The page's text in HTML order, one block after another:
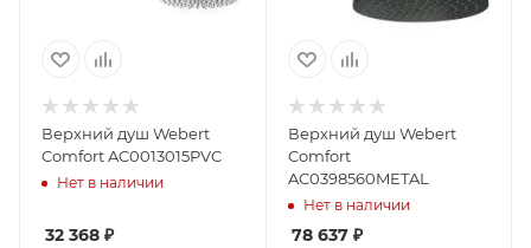
Верхний душ Webert
Comfort AC0013015PVC
Нет в наличии
32 368 ₽
Верхний душ Webert
Comfort
AC0398560METAL
Нет в наличии
78 637₽